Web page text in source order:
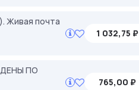
Живая почта
1 032,75 ₽
ПО
765,00 ₽